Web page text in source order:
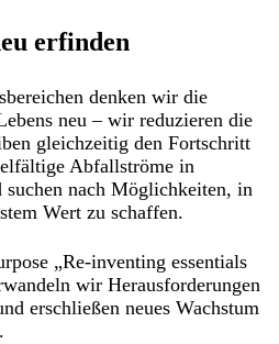
erfinden
denken wir die
neu – wir reduzieren die
gleichzeitig den Fortschritt
Abfallströme in
suchen nach Möglichkeiten, in
Wert zu schaffen.
„Re-inventing essentials
wir Herausforderungen
erschließen neues Wachstum